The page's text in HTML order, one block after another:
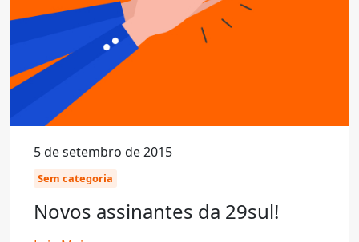
5 de setembro de 2015
Sem categoria
Novos assinantes da 29sul!